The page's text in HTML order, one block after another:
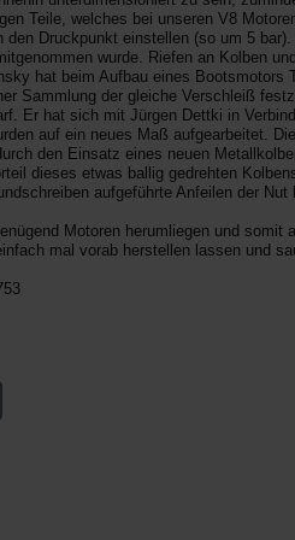
Teile, welches bei unseren V8
den Druckpunkt einstellen (so um 5
wurde. Riefen an Kolben
hat beim Aufbau eines
Sammlung der gleiche Verschleiß
Er hat sich mit Jürgen Dettki in
auf ein neues Maß aufgearbeitet.
den Einsatz eines neuen
dieses etwas ballig gedrehten
aufgeführte Anfeilen der
Motoren herumliegen und
mal vorab herstellen lassen und
Motoraumverschluß beim